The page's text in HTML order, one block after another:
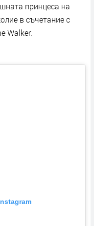
принцеса на
в съчетание с
Walker.